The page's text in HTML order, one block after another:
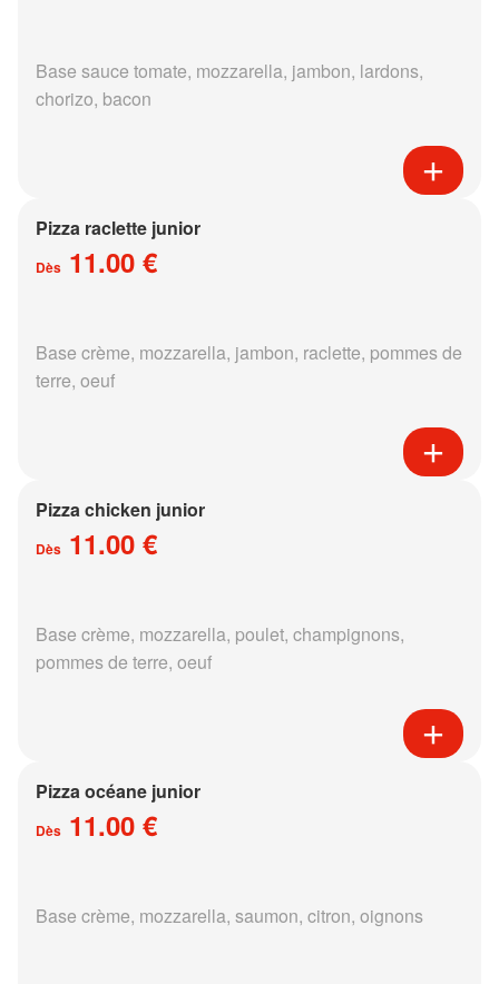
Base sauce tomate, mozzarella, jambon, lardons,
chorizo, bacon
Pizza raclette junior
Dès 11.00 €
Base crème, mozzarella, jambon, raclette, pommes de
terre, oeuf
Pizza chicken junior
Dès 11.00 €
Base crème, mozzarella, poulet, champignons,
pommes de terre, oeuf
Pizza océane junior
Dès 11.00 €
Base crème, mozzarella, saumon, citron, oignons